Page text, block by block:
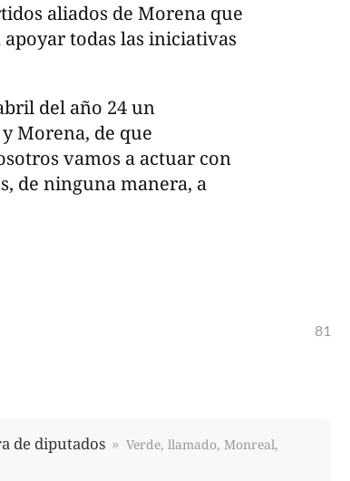
aliados de Morena que
todas las iniciativas
del año 24 un
Morena, de que
vamos a actuar con
de ninguna manera, a
81
de diputados
Verde, llamado, Monreal,